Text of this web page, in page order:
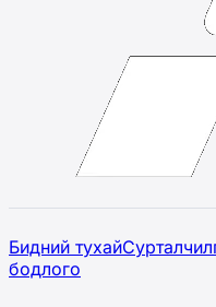
Бидний тухай
бодлого